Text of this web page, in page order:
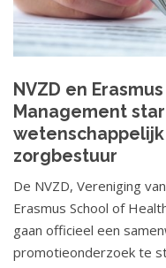
NVZD en
Management
zorgbestuur
De NVZD, Vereniging
Erasmus School of
gaan officieel een
promotieonderzoek te